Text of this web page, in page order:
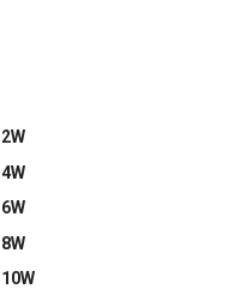
2W
4W
6W
8W
10W